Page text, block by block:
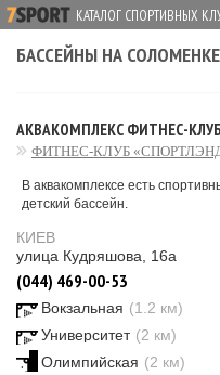
КАТАЛОГ СПОРТИВНЫХ
БАССЕЙНЫ НА
АКВАКОМПЛЕКС ФИТНЕС-
ФИТНЕС-КЛУБ
В аквакомплексе есть
детский бассейн.
КИЕВ
улица Кудряшова, 16а
(044) 469-00-53
Вокзальная (1.2 км)
Университет (2 км)
Олимпийская (2 км)